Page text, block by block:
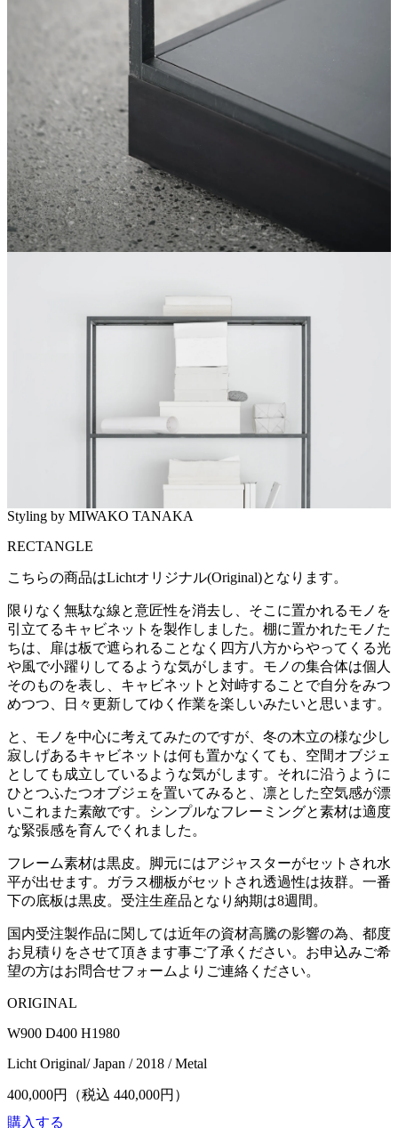
Styling by MIWAKO TANAKA
RECTANGLE
こちらの商品はLichtオリジナル(Original)となります。
限りなく無駄な線と意匠性を消去し、そこに置かれるモノを
引立てるキャビネットを製作しました。棚に置かれたモノた
ちは、扉は板で遮られることなく四方八方からやってくる光
や風で小躍りしてるような気がします。モノの集合体は個人
そのものを表し、キャビネットと対峙することで自分をみつ
めつつ、日々更新してゆく作業を楽しいみたいと思います。
と、モノを中心に考えてみたのですが、冬の木立の様な少し
寂しげあるキャビネットは何も置かなくても、空間オブジェ
としても成立しているような気がします。それに沿うように
ひとつふたつオブジェを置いてみると、凛とした空気感が漂
いこれまた素敵です。シンプルなフレーミングと素材は適度
な緊張感を育んでくれました。
フレーム素材は黒皮。脚元にはアジャスターがセットされ水
平が出せます。ガラス棚板がセットされ透過性は抜群。一番
下の底板は黒皮。受注生産品となり納期は8週間。
国内受注製作品に関しては近年の資材高騰の影響の為、都度
お見積りをさせて頂きます事ご了承ください。お申込みご希
望の方はお問合せフォームよりご連絡ください。
ORIGINAL
W900 D400 H1980
Licht Original/ Japan / 2018 / Metal
400,000円（税込 440,000円）
購入する